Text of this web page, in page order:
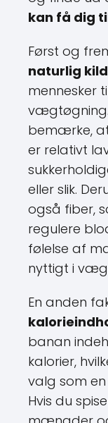
kan få dig
Først og
naturlig
bemærke, at
er relativt
eller slik.
også fiber,
regulere
følelse af
nyttigt i
En anden
banan
kalorier,
valg som
Hvis du
mængder